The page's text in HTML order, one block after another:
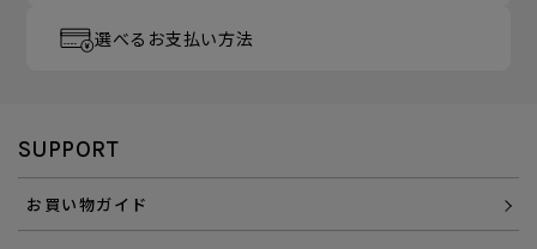
選べるお支払い方法
SUPPORT
お買い物ガイド